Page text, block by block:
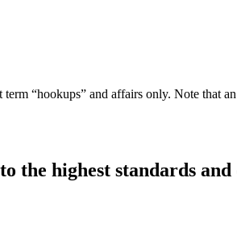
“hookups” and affairs only. Note that
the highest standards